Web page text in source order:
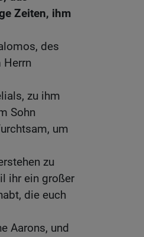
Zeiten, ihm
des
Herrn
zu ihm
Sohn
um
zu
ihr ein großer
die euch
Aarons, und